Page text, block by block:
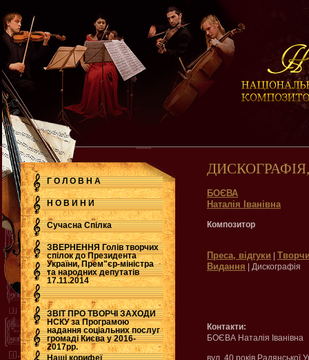
Г О Л О В Н А
Н О В И Н И
Сучасна Cпілка
ЗВЕРНЕННЯ Голів творчих
спілок до Президента
України, Прем"єр-міністра
та народних депутатів
17.11.2014
.
ЗВІТ ПРО ТВОРЧІ ЗАХОДИ
НСКУ за Програмою
надання соціальних послуг
громаді Києва у 2016-
2017рр.
.
Наші корифеї
БОЄВА
Наталія Іванівна
Композитор
Преса, відгуки
Видання | Дискографія
Контакти:
БОЄВА Наталія Іванівна
вул. 40 років Радянської